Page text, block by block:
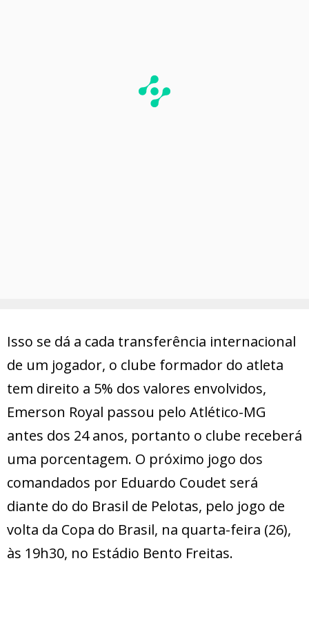
Isso se dá a cada transferência internacional
de um jogador, o clube formador do atleta
tem direito a 5% dos valores envolvidos,
Emerson Royal passou pelo Atlético-MG
antes dos 24 anos, portanto o clube receberá
uma porcentagem. O próximo jogo dos
comandados por Eduardo Coudet será
diante do do Brasil de Pelotas, pelo jogo de
volta da Copa do Brasil, na quarta-feira (26),
às 19h30, no Estádio Bento Freitas.